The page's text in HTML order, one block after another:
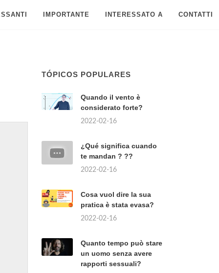
IMPORTANTE INTERESSATO A CONTATTI
TÓPICOS POPULARES
Quando il vento è
considerato forte?
2022-02-16
¿Qué significa cuando
te mandan ? ??
2022-02-16
Cosa vuol dire la sua
pratica è stata evasa?
2022-02-16
Quanto tempo può stare
un uomo senza avere
rapporti sessuali?